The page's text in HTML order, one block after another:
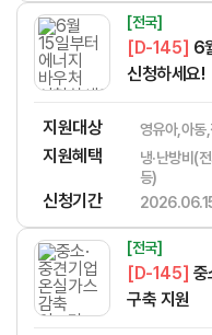
[전국]
[D-145]
신청하세요!
지원대상 영유아,아동
지원혜택
냉·난방비(
등)
신청기간
[전국]
[D-145]
구축 지원